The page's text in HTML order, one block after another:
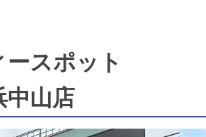
スポット
中山店